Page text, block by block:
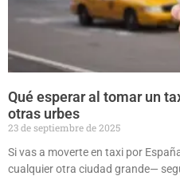
Qué esperar al tomar un
otras urbes
23 de septiembre de 2025
Si vas a moverte en taxi por
cualquier otra ciudad grande—